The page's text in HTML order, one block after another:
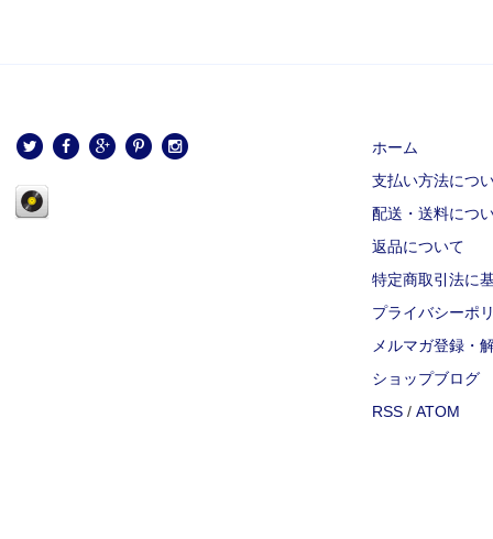
ホーム
支払い方法につ
配送・送料につ
返品について
特定商取引法に
プライバシーポ
メルマガ登録・
ショップブログ
RSS / ATOM